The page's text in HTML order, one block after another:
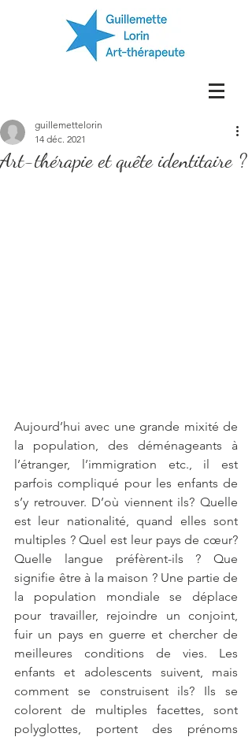
Art-thérapie et quête identitaire ?
guillemettelorin
14 déc. 2021
Aujourd’hui avec une grande mixité de
la population, des déménageants à
l’étranger, l’immigration etc., il est
parfois compliqué pour les enfants de
s’y retrouver. D’où viennent ils? Quelle
est leur nationalité, quand elles sont
multiples ? Quel est leur pays de cœur?
Quelle langue préfèrent-ils ? Que
signifie être à la maison ? Une partie de
la population mondiale se déplace
pour travailler, rejoindre un conjoint,
fuir un pays en guerre et chercher de
meilleures conditions de vies. Les
enfants et adolescents suivent, mais
comment se construisent ils? Ils se
colorent de multiples facettes, sont
polyglottes, portent des prénoms